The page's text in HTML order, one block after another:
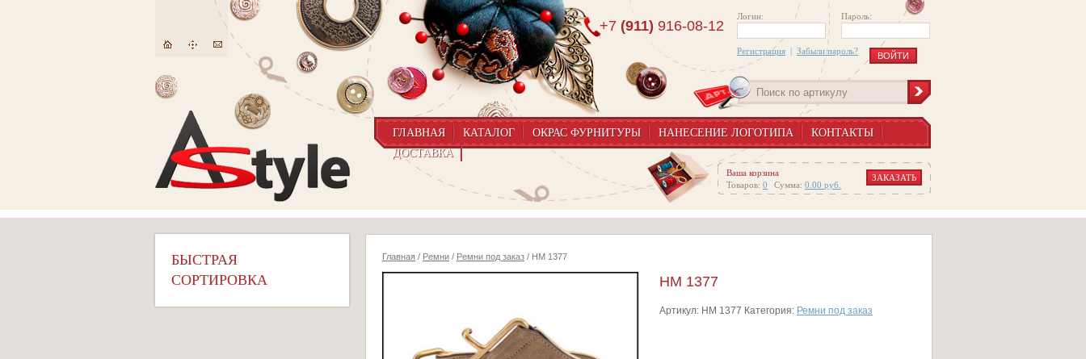
Логин: Пароль:
Регистрация | Забыли пароль?
+7 (911) 916-08-12
ГЛАВНАЯ КАТАЛОГ ОКРАС ФУРНИТУРЫ НАНЕСЕНИЕ ЛОГОТИПА
КОНТАКТЫ
ДОСТАВКА
Ваша корзина
Товаров: 0 Сумма: 0.00 руб.
ЗАКАЗАТЬ
БЫСТРАЯ
СОРТИРОВКА
Главная / Ремни / Ремни под заказ / HM 1377
HM 1377
Артикул: HM 1377 Категория: Ремни под заказ